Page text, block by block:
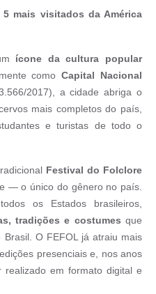
5 mais visitados da América
ícone da cultura popular
comoCapital Nacional
2017), a cidade abriga o
mais completos do país,
e turistas de todo o
Festival do Folclore
— o único do gênero no país.
os Estados brasileiros,
tradições e costumes que
O FEFOL já atraiu mais
presenciais e, nos anos
em formato digital e